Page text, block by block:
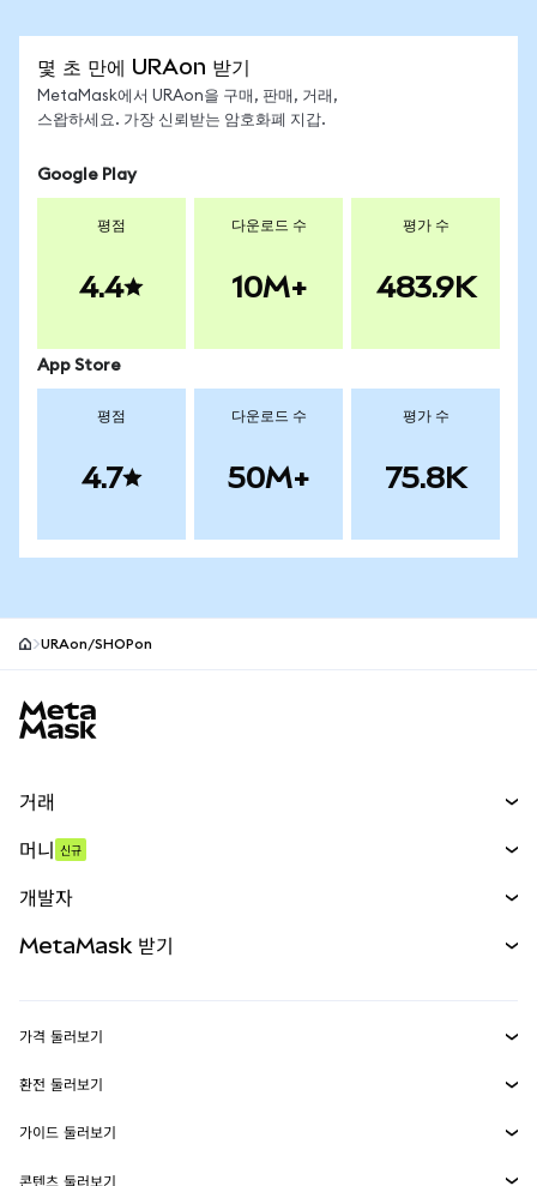
몇 초 만에 URAon 받기
MetaMask에서 URAon을 구매, 판매, 거래,
스왑하세요. 가장 신뢰받는 암호화폐 지갑.
Google Play
평점
4.4
다운로드 수
10M+
평가 수
483.9K
App Store
평점
4.7
다운로드 수
50M+
평가 수
75.8K
URAon/SHOPon
거래
무기한 선물
실물자산
머니 신규
개발자
MetaMask Connect
Snaps
웹3 서비스
MetaMask 받기
보안
가격 둘러보기
이더리움 가격
솔라나 가격
환전 둘러보기
ETH를 USD로 환전
USDT를 INR로 환전
가이드 둘러보기
콘텐츠 둘러보기